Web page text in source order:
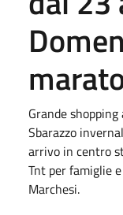
Grande
Sbarazzo
arrivo in centro
Tnt per famiglie
Marchesi.